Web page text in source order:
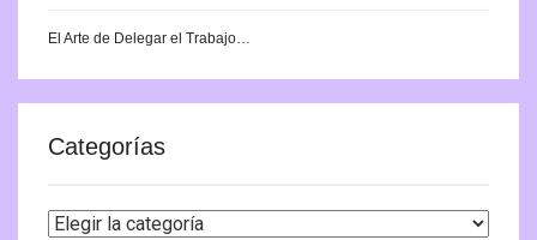
El Arte de Delegar el Trabajo…
Categorías